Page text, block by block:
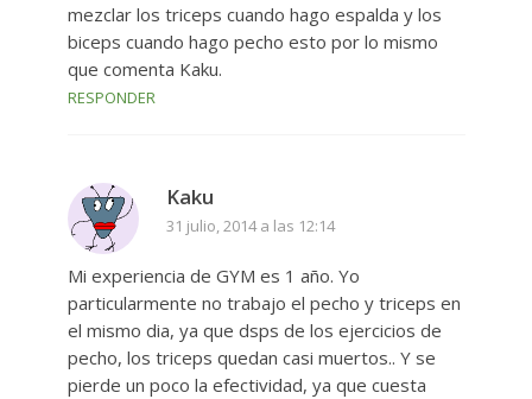
mezclar los triceps cuando hago espalda y los
biceps cuando hago pecho esto por lo mismo
que comenta Kaku.
RESPONDER
Kaku
31 julio, 2014 a las 12:14
Mi experiencia de GYM es 1 año. Yo
particularmente no trabajo el pecho y triceps en
el mismo dia, ya que dsps de los ejercicios de
pecho, los triceps quedan casi muertos.. Y se
pierde un poco la efectividad, ya que cuesta